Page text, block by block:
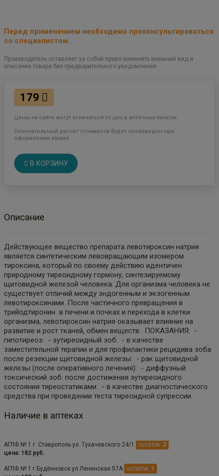
Перед применением необходимо проконсультироваться
со специалистом.
Производитель оставляет за собой право изменять внешний вид и
описание товара без предварительного уведомления.
179
Цены на сайте могут отличаться от цен в аптечных пунктах.
Окончательный расчет стоимости будет произведен при
оформлении заказа.
В КОРЗИНУ
Описание
Действующее вещество препарата левотироксин натрия
является синтетическим левовращающим изомером
тироксина, который по своему действию идентичен
природному тиреоидному гормону, синтезируемому
щитовидной железой человека. Для организма человека не
существует отличий между эндогенным и экзогенным
левотироксинами. После частичного превращения в
трийодтиронин в печени и почках и перехода в клетки
организма, левотироксин натрия оказывает влияние на
развитие и рост тканей, обмен веществ. ПОКАЗАНИЯ: -
гипотиреоз: - эутиреоидный зоб: - в качестве
заместительной терапии и для профилактики рецидива зоба
после резекции щитовидной железы: - рак щитовидной
железы (после оперативного лечения): - диффузный
токсический зоб: после достижения эутиреоидного
состояния тиреостатиками: - в качестве диагностического
средства при проведении теста тиреоидной супрессии.
Наличие в аптеках
АГЛФ № 1 г. Ставрополь ул. Тухачевского 24/1 остаток: 2
цена: 182 руб.
АГЛФ № 1 г.Будённовск ул.Ленинская 57А остаток: 1